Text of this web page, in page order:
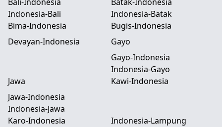
Indonesia-Bali
Indonesia-Batak
Bima-Indonesia
Bugis-Indonesia
Devayan-Indonesia
Gayo
Gayo-Indonesia
Indonesia-Gayo
Jawa
Jawa-Indonesia
Indonesia-Jawa
Kawi-Indonesia
Karo-Indonesia
Indonesia-Lampung